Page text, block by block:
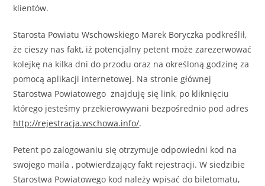
klientów.
Starosta Powiatu Wschowskiego Marek Boryczka podkreślił,
że cieszy nas fakt, iż potencjalny petent może zarezerwować
kolejkę na kilka dni do przodu oraz na określoną godzinę za
pomocą aplikacji internetowej. Na stronie głównej
Starostwa Powiatowego znajduję się link, po kliknięciu
którego jesteśmy przekierowywani bezpośrednio pod adres
http://rejestracja.wschowa.info/.
Petent po zalogowaniu się otrzymuje odpowiedni kod na
swojego maila , potwierdzający fakt rejestracji. W siedzibie
Starostwa Powiatowego kod należy wpisać do biletomatu,